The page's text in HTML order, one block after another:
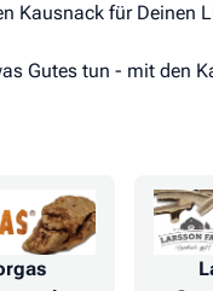
Kausnack für Deinen
Gutes tun - mit den